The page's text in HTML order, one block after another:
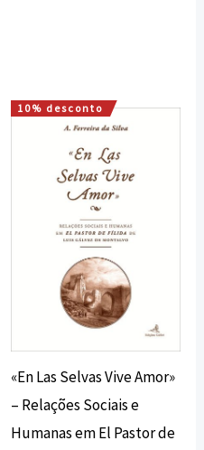
10% desconto
«En Las Selvas Vive Amor»
– Relações Sociais e
Humanas em El Pastor de
O
preço
original
era:
12,00 €.
O
preço
atual
é:
10,80 €.